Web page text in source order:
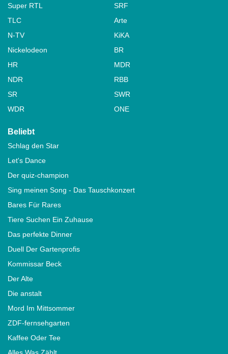
Super RTL
SRF
TLC
Arte
N-TV
KiKA
Nickelodeon
BR
HR
MDR
NDR
RBB
SR
SWR
WDR
ONE
Beliebt
Schlag den Star
Let's Dance
Der quiz-champion
Sing meinen Song - Das Tauschkonzert
Bares Für Rares
Tiere Suchen Ein Zuhause
Das perfekte Dinner
Duell Der Gartenprofis
Kommissar Beck
Der Alte
Die anstalt
Mord Im Mittsommer
ZDF-fernsehgarten
Kaffee Oder Tee